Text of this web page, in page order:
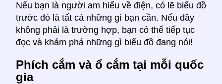
Nếu bạn là người am hiểu về điện, có lẽ biểu đồ
trước đó là tất cả những gì bạn cần. Nếu đây
không phải là trường hợp, bạn có thể tiếp tục
đọc và khám phá những gì biểu đồ đang nói!
Phích cắm và ổ cắm tại mỗi quốc
gia